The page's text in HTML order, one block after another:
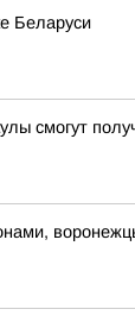
Беларуси
смогут